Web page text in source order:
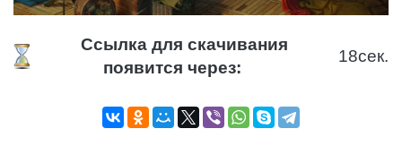
Ссылка для скачивания
появится через:
18сек.